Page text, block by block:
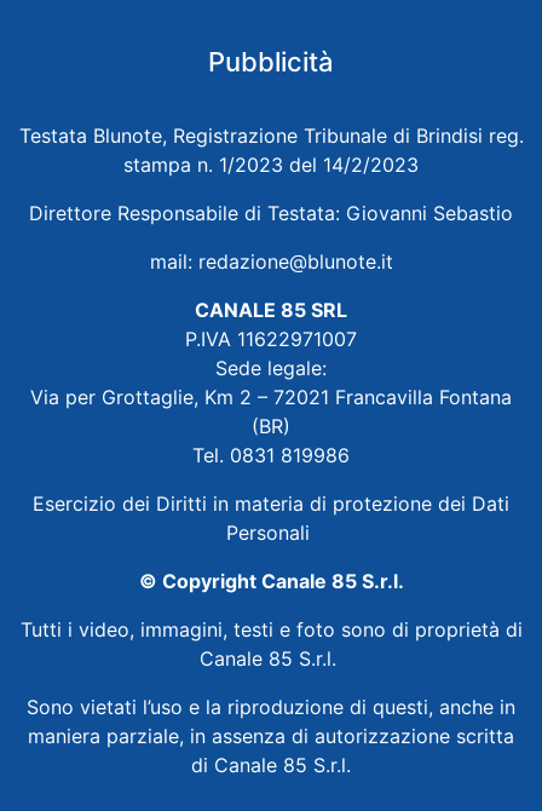
Pubblicità
Testata Blunote, Registrazione Tribunale di Brindisi reg.
stampa n. 1/2023 del 14/2/2023
Direttore Responsabile di Testata: Giovanni Sebastio
mail: redazione@blunote.it
CANALE 85 SRL
P.IVA 11622971007
Sede legale:
Via per Grottaglie, Km 2 – 72021 Francavilla Fontana
(BR)
Tel. 0831 819986
Esercizio dei Diritti in materia di protezione dei Dati
Personali
© Copyright Canale 85 S.r.l.
Tutti i video, immagini, testi e foto sono di proprietà di
Canale 85 S.r.l.
Sono vietati l’uso e la riproduzione di questi, anche in
maniera parziale, in assenza di autorizzazione scritta
di Canale 85 S.r.l.